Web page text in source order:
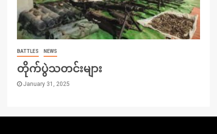
BATTLES NEWS
တိုက်ပွဲသတင်းများ
January 31, 2025